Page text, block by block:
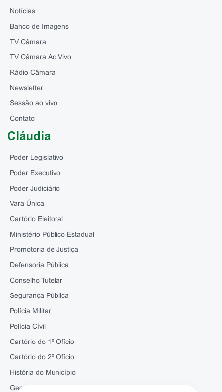
Notícias
Banco de Imagens
TV Câmara
TV Câmara Ao Vivo
Rádio Câmara
Newsletter
Sessão ao vivo
Contato
Cláudia
Poder Legislativo
Poder Executivo
Poder Judiciário
Vara Única
Cartório Eleitoral
Ministério Público Estadual
Promotoria de Justiça
Defensoria Pública
Conselho Tutelar
Segurança Pública
Polícia Militar
Polícia Cívil
Cartório do 1º Ofício
Cartório do 2º Ofício
História do Município
Geografia